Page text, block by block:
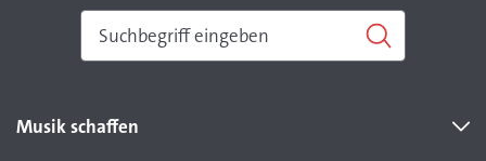
Musik schaffen